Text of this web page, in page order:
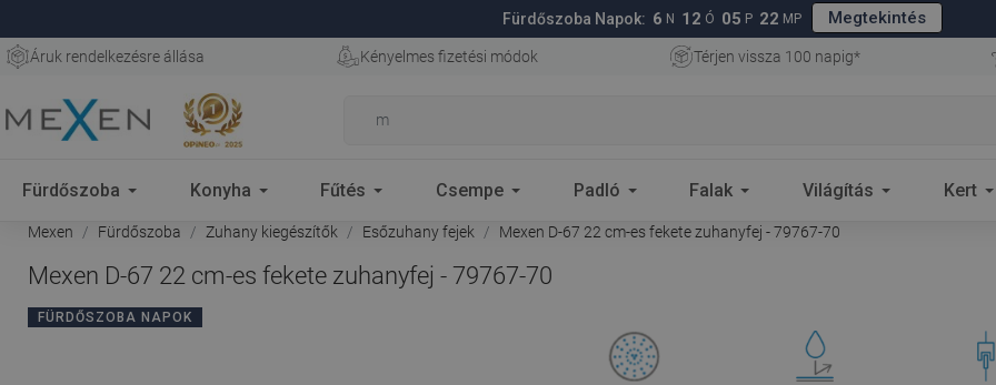
Fürdőszoba Napok: 6 N 12 Ó 05 P 21 MP Megtekintés
Áruk rendelkezésre állása Kényelmes fizetési módok Térjen vissza 100 napig*
Fürdőszoba Konyha Fűtés Csempe Padló Falak Világítás Kert
Mexen Fürdőszoba Zuhany kiegészítők Esőzuhany fejek Mexen D-67 22 cm-es fekete zuhanyfej - 79767-70
Mexen D-67 22 cm-es fekete zuhanyfej - 79767-70
FÜRDŐSZOBA NAPOK